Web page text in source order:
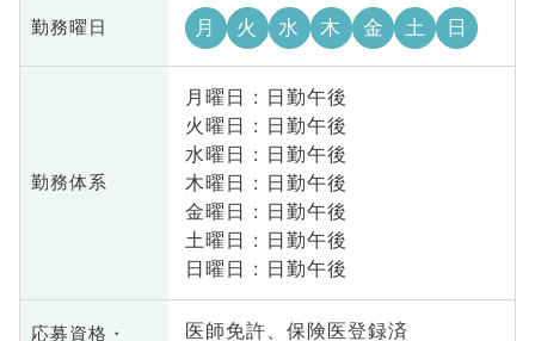
勤務曜日 月 火 水 木 金 土 日
勤務体系
月曜日 : 日勤午後
火曜日 : 日勤午後
水曜日 : 日勤午後
木曜日 : 日勤午後
金曜日 : 日勤午後
土曜日 : 日勤午後
日曜日 : 日勤午後
応募資格・
医師免許、保険医登録済